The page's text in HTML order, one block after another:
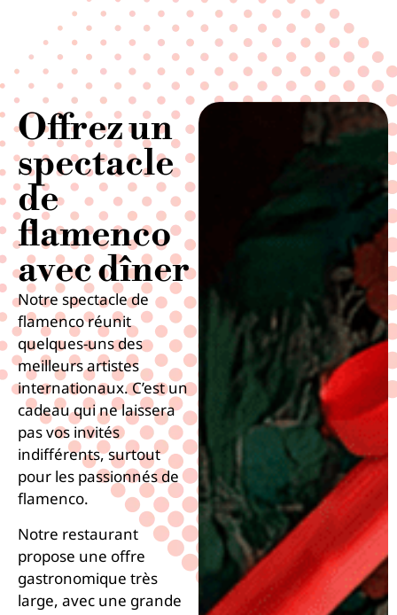
Offrez un
spectacle
de
flamenco
avec dîner
Notre spectacle de
flamenco réunit
quelques-uns des
meilleurs artistes
internationaux. C’est un
cadeau qui ne laissera
pas vos invités
indifférents, surtout
pour les passionnés de
flamenco.
Notre restaurant
propose une offre
gastronomique très
large, avec une grande